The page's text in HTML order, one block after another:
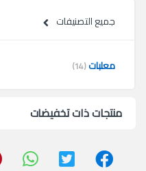
جميع التصنيفات
معلبات(14)
منتجات ذات تخفيضات